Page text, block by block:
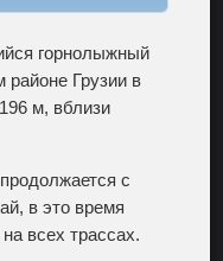
горнолыжный
районе Грузии в
м, вблизи
с
в это время
всех трассах.